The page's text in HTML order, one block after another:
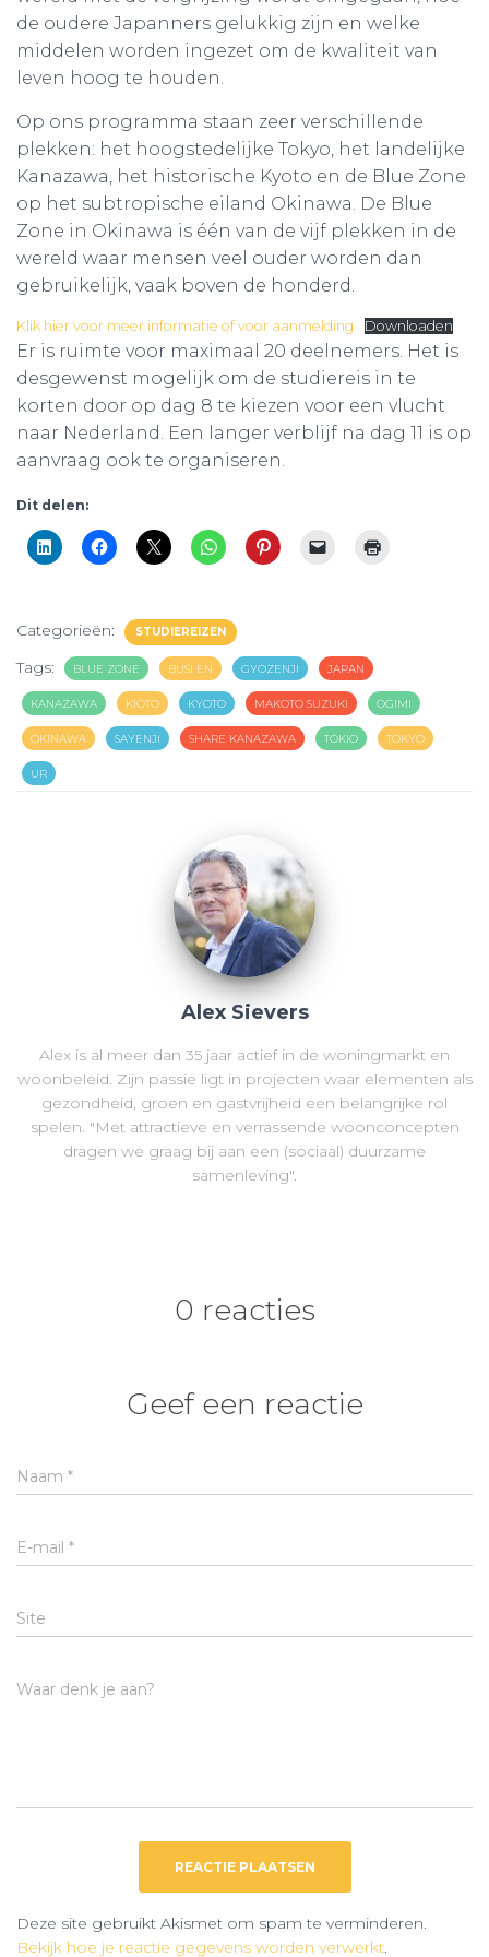
de oudere Japanners gelukkig zijn en welke
middelen worden ingezet om de kwaliteit van
leven hoog te houden.
Op ons programma staan zeer verschillende
plekken: het hoogstedelijke Tokyo, het landelijke
Kanazawa, het historische Kyoto en de Blue Zone
op het subtropische eiland Okinawa. De Blue
Zone in Okinawa is één van de vijf plekken in de
wereld waar mensen veel ouder worden dan
gebruikelijk, vaak boven de honderd.
Klik hier voor meer informatie of voor aanmelding Downloaden
Er is ruimte voor maximaal 20 deelnemers. Het is
desgewenst mogelijk om de studiereis in te
korten door op dag 8 te kiezen voor een vlucht
naar Nederland. Een langer verblijf na dag 11 is op
aanvraag ook te organiseren.
Dit delen:
Categorieën: STUDIEREIZEN
Tags: BLUE ZONE BUSI EN GYOZENJI JAPAN
KANAZAWA KIOTO KYOTO MAKOTO SUZUKI OGIMI
OKINAWA SAYENJI SHARE KANAZAWA TOKIO TOKYO
UR
Alex Sievers
Alex is al meer dan 35 jaar actief in de woningmarkt en
woonbeleid. Zijn passie ligt in projecten waar elementen als
gezondheid, groen en gastvrijheid een belangrijke rol
spelen. "Met attractieve en verrassende woonconcepten
dragen we graag bij aan een (sociaal) duurzame
samenleving".
0 reacties
Geef een reactie
Naam *
E-mail *
Site
Waar denk je aan?
Deze site gebruikt Akismet om spam te verminderen.
Bekijk hoe je reactie gegevens worden verwerkt.